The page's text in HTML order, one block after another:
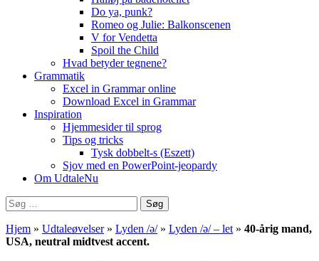
Do ya, punk?
Romeo og Julie: Balkonscenen
V for Vendetta
Spoil the Child
Hvad betyder tegnene?
Grammatik
Excel in Grammar online
Download Excel in Grammar
Inspiration
Hjemmesider til sprog
Tips og tricks
Tysk dobbelt-s (Eszett)
Sjov med en PowerPoint-jeopardy
Om UdtaleNu
Søg
efter:
Hjem » Udtaleøvelser» Lyden /ə/» Lyden /ə/ – let » 40-årig mand,
USA, neutral midtvest accent.